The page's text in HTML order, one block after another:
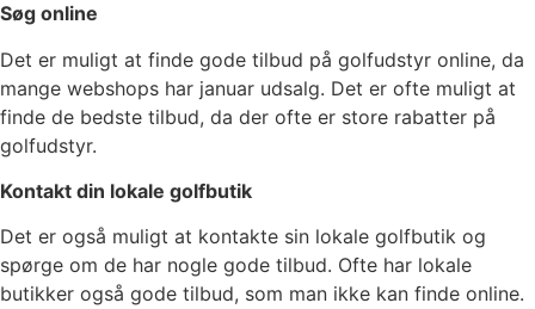
Søg online
Det er muligt at finde gode tilbud på golfudstyr online, da
mange webshops har januar udsalg. Det er ofte muligt at
finde de bedste tilbud, da der ofte er store rabatter på
golfudstyr.
Kontakt din lokale golfbutik
Det er også muligt at kontakte sin lokale golfbutik og
spørge om de har nogle gode tilbud. Ofte har lokale
butikker også gode tilbud, som man ikke kan finde online.